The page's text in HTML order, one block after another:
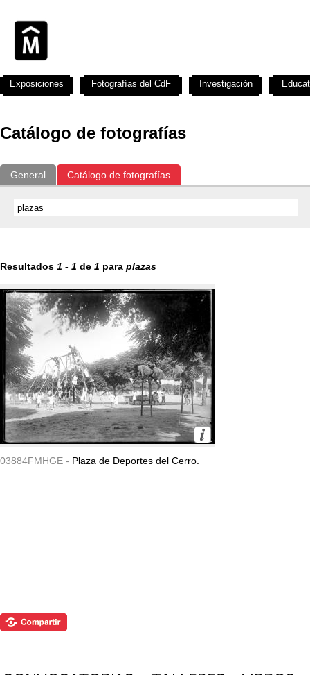
Catálogo de fotografías
General Catálogo de fotografías
Resultados 1 - 1 de 1 para plazas
03884FMHGE - Plaza de Deportes del Cerro.
Exposiciones Fotografías del CdF Investigación